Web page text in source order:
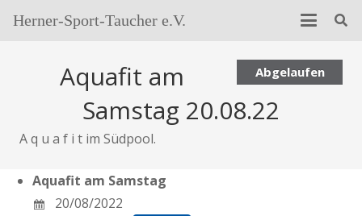
Herner-Sport-Taucher e.V.
Abgelaufen
Aquafit am
Samstag 20.08.22
A q u a f i t im Südpool.
Aquafit am Samstag
20/08/2022